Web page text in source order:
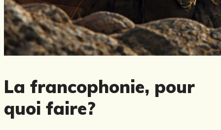
La francophonie, pour
quoi faire?